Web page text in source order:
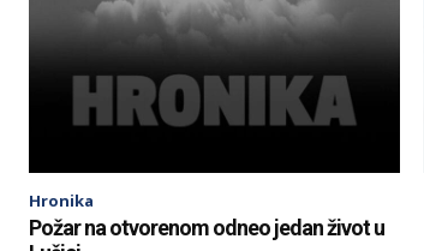
Hronika
Požar na otvorenom odneo jedan život u